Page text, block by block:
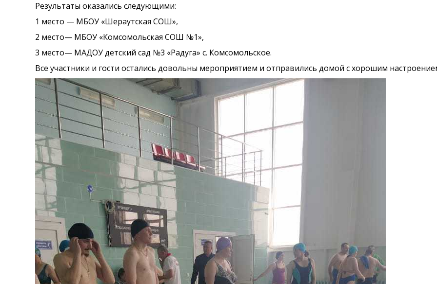
Результаты оказались следующими:
1 место — МБОУ «Шераутская СОШ»,
2 место— МБОУ «Комсомольская СОШ №1»,
3 место— МАДОУ детский сад №3 «Радуга» с. Комсомольское.
Все участники и гости остались довольны мероприятием и отправились домой с хорошим